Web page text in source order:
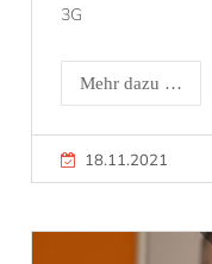
3G
Mehr dazu …
18.11.2021